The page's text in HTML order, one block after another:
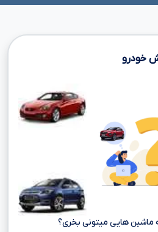
خودرو
ماشین هایی میتونی بخری؟